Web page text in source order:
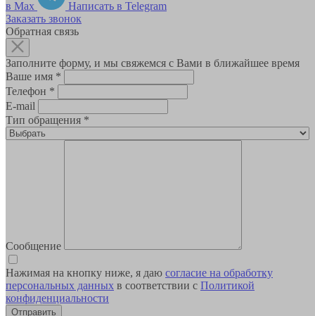
в Max
Написать в Telegram
Заказать звонок
Обратная связь
Заполните форму, и мы свяжемся с Вами в ближайшее время
Ваше имя *
Телефон *
E-mail
Тип обращения *
Сообщение
Нажимая на кнопку ниже, я даю согласие на обработку
персональных данных в соответствии с Политикой
конфиденциальности